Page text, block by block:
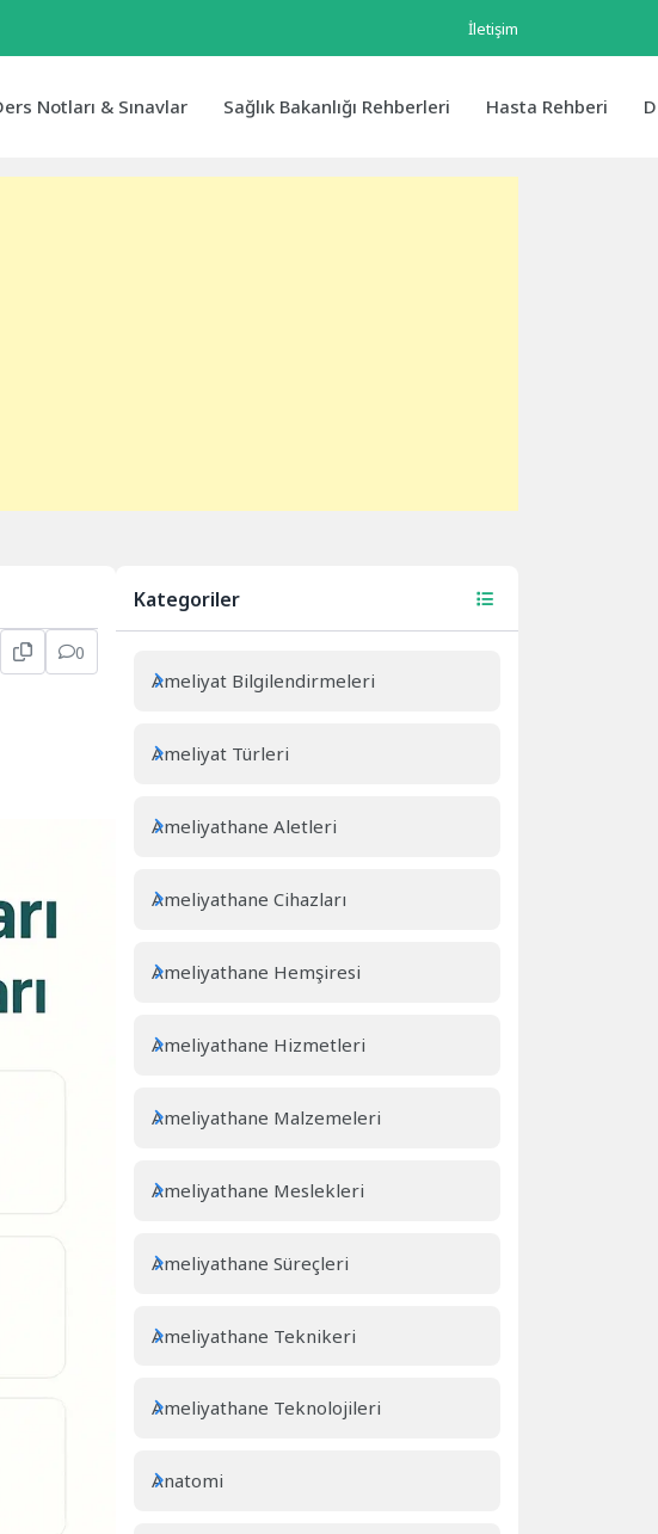
İletişim
Notları & Sınavlar Sağlık Bakanlığı Rehberleri Hasta Rehberi
0
Kategoriler
Ameliyat Bilgilendirmeleri
Ameliyat Türleri
Ameliyathane Aletleri
Ameliyathane Cihazları
Ameliyathane Hemşiresi
Ameliyathane Hizmetleri
Ameliyathane Malzemeleri
Ameliyathane Meslekleri
Ameliyathane Süreçleri
Ameliyathane Teknikeri
Ameliyathane Teknolojileri
Anatomi